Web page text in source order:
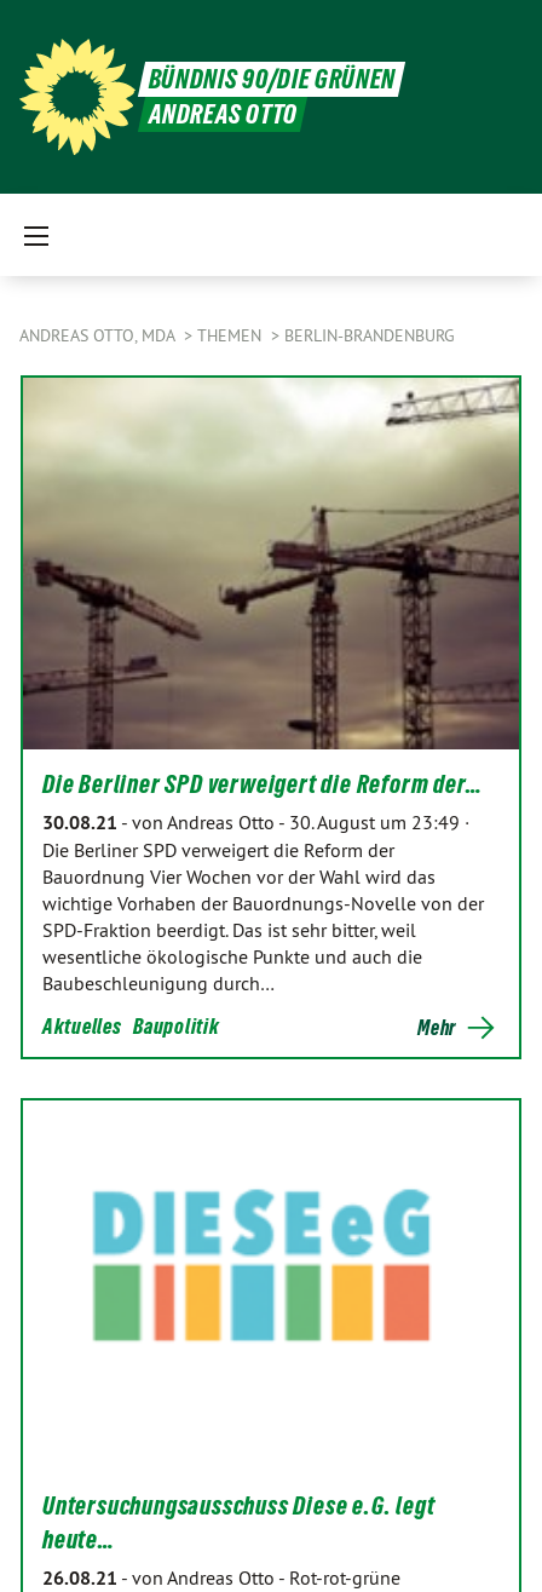
BÜNDNIS 90/DIE GRÜNEN
ANDREAS OTTO
ANDREAS OTTO, MDA THEMEN BERLIN-BRANDENBURG
Die Berliner SPD verweigert die Reform der…
30.08.21 - von Andreas Otto - 30. August um 23:49 ·
Die Berliner SPD verweigert die Reform der
Bauordnung Vier Wochen vor der Wahl wird das
wichtige Vorhaben der Bauordnungs-Novelle von der
SPD-Fraktion beerdigt. Das ist sehr bitter, weil
wesentliche ökologische Punkte und auch die
Baubeschleunigung durch…
Aktuelles Baupolitik Mehr
Untersuchungsausschuss Diese e.G. legt
heute…
26.08.21 - von Andreas Otto - Rot-rot-grüne